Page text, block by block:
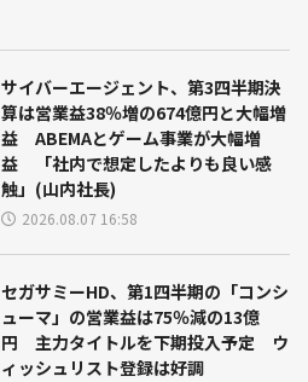
サイバーエージェント、第3四半期決
算は営業益38％増の674億円と大幅増
益 ABEMAとゲーム事業が大幅増
益 「社内で想定したよりも良い感
触」(山内社長)
2026.08.07 16:58
セガサミーHD、第1四半期の「コンシ
ューマ」の営業益は75％減の13億
円 主力タイトルを下期投入予定 ウ
ィッシュリスト登録は好調